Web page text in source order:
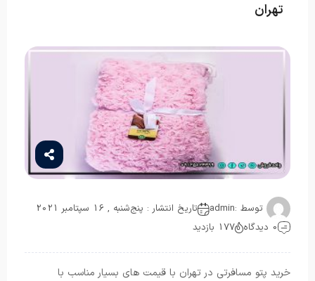
تهران
توسط :admin
تاریخ انتشار : پنج‌شنبه , 16 سپتامبر 2021
0 دیدگاه
177 بازدید
خرید پتو مسافرتی در تهران با قیمت های بسیار مناسب با